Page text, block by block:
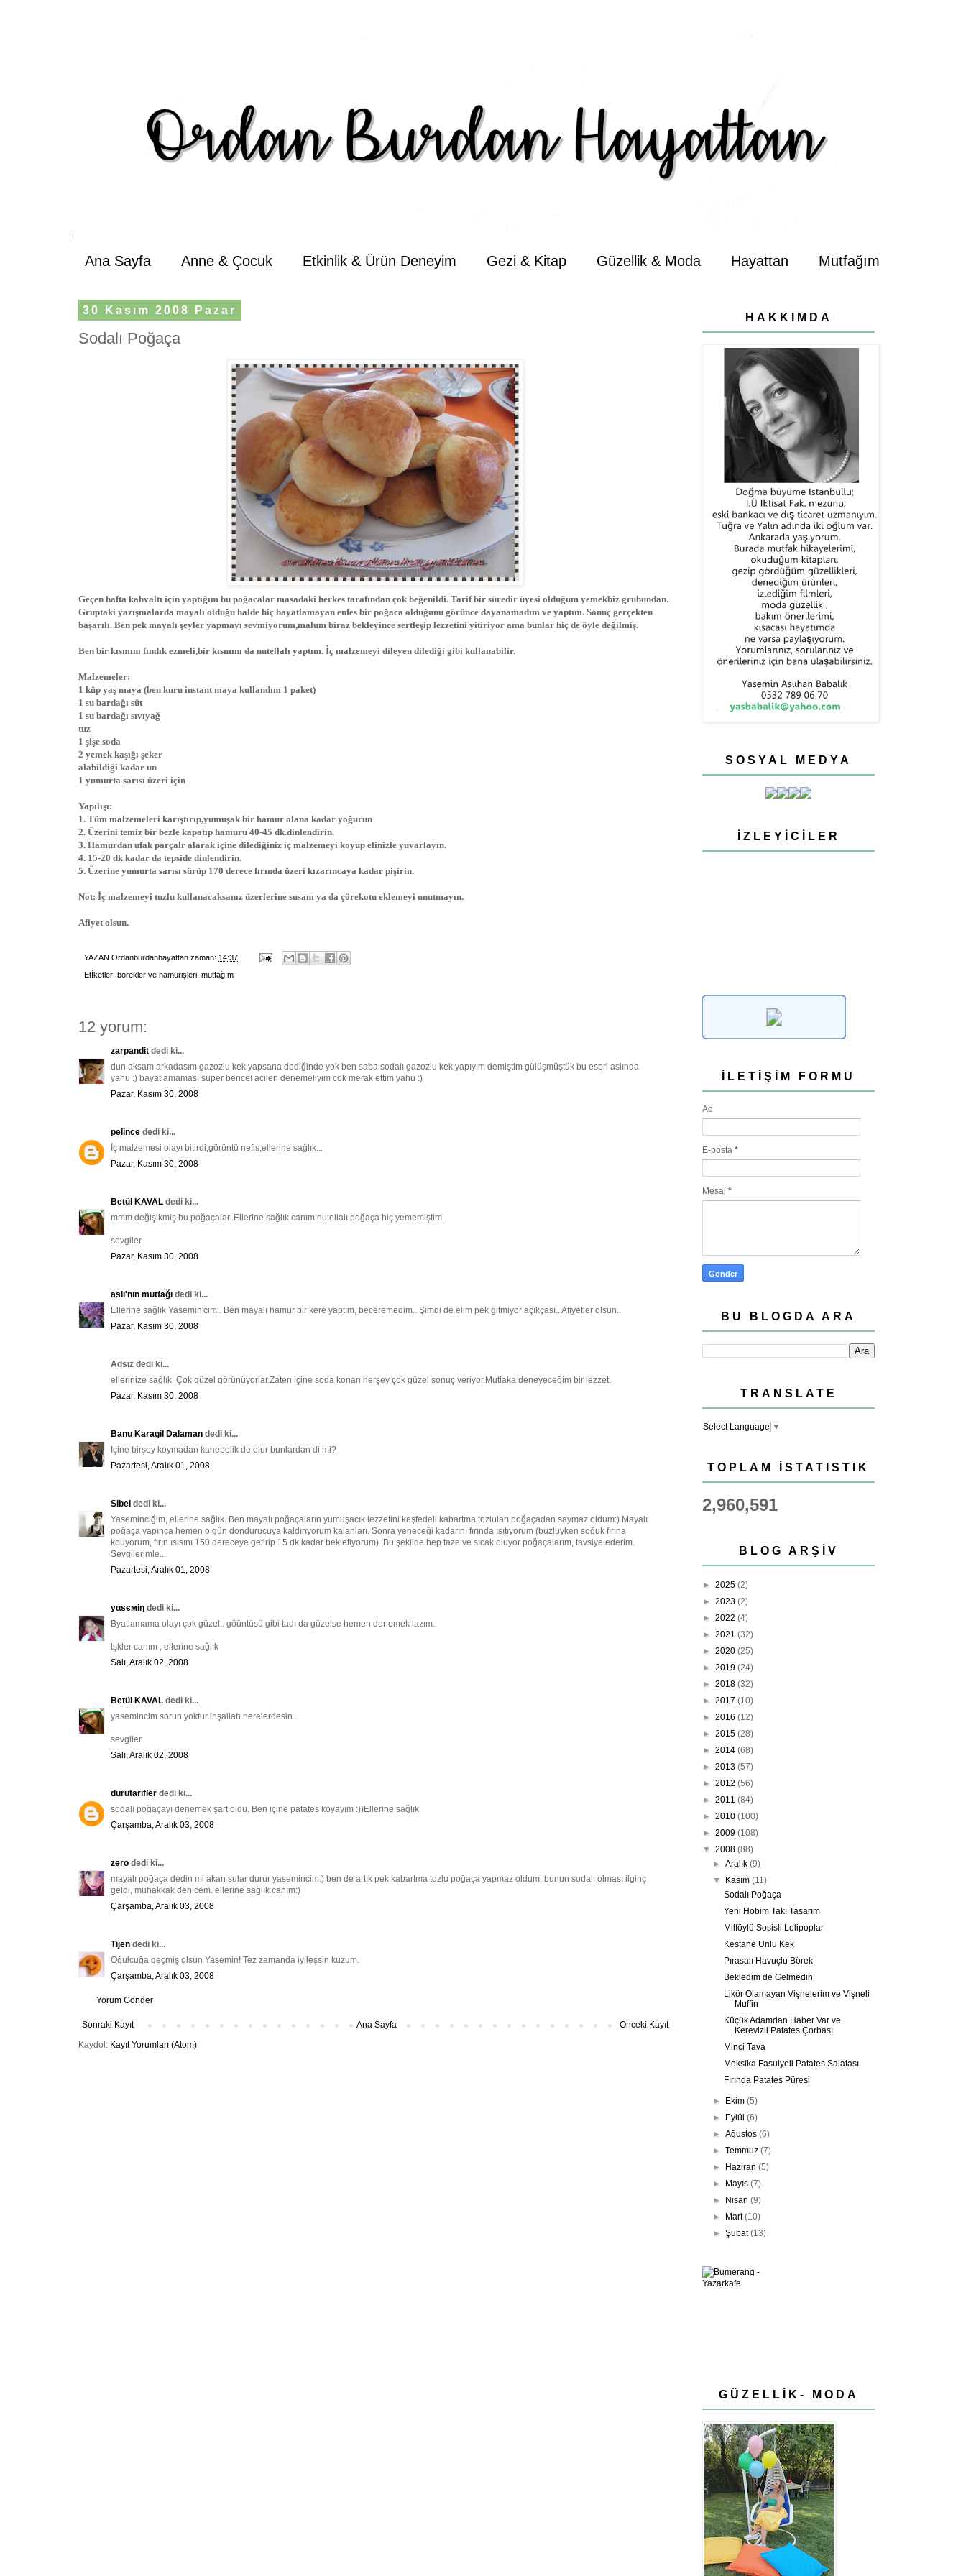
Ana Sayfa Anne & Çocuk Etkinlik & Ürün Deneyim Gezi & Kitap Güzellik & Moda Hayattan Mutfağım
30 Kasım 2008 Pazar
Sodalı Poğaça
Geçen hafta kahvaltı için yaptığım bu poğacalar masadaki herkes tarafından çok beğenildi. Tarif bir süredir üyesi olduğum yemekbiz grubundan.
Gruptaki yazışmalarda mayalı olduğu halde hiç bayatlamayan enfes bir poğaca olduğunu görünce dayanamadım ve yaptım. Sonuç gerçekten
başarılı. Ben pek mayalı şeyler yapmayı sevmiyorum,malum biraz bekleyince sertleşip lezzetini yitiriyor ama bunlar hiç de öyle değilmiş.
Ben bir kısmını fındık ezmeli,bir kısmını da nutellalı yaptım. İç malzemeyi dileyen dilediği gibi kullanabilir.
Malzemeler:
1 küp yaş maya (ben kuru instant maya kullandım 1 paket)
1 su bardağı süt
1 su bardağı sıvıyağ
tuz
1 şişe soda
2 yemek kaşığı şeker
alabildiği kadar un
1 yumurta sarısı üzeri için
Yapılışı:
1. Tüm malzemeleri karıştırıp,yumuşak bir hamur olana kadar yoğurun
2. Üzerini temiz bir bezle kapatıp hamuru 40-45 dk.dinlendirin.
3. Hamurdan ufak parçalr alarak içine dilediğiniz iç malzemeyi koyup elinizle yuvarlayın.
4. 15-20 dk kadar da tepside dinlendirin.
5. Üzerine yumurta sarısı sürüp 170 derece fırında üzeri kızarıncaya kadar pişirin.
Not: İç malzemeyi tuzlu kullanacaksanız üzerlerine susam ya da çörekotu eklemeyi unutmayın.
Afiyet olsun.
YAZAN Ordanburdanhayattan zaman: 14:37
Etİketler: börekler ve hamurişleri mutfağım
12 yorum:
zarpandit dedi ki...
dun aksam arkadasım gazozlu kek yapsana dediğinde yok ben saba sodalı gazozlu kek yapıyım demiştim gülüşmüştük bu espri aslında
yahu :) bayatlamaması super bence! acilen denemeliyim cok merak ettim yahu :)
Pazar, Kasım 30, 2008
pelince dedi ki...
İç malzemesi olayı bitirdi,görüntü nefis,ellerine sağlık...
Pazar, Kasım 30, 2008
Betül KAVAL dedi ki...
mmm değişikmiş bu poğaçalar. Ellerine sağlık canım nutellalı poğaça hiç yememiştim..
sevgiler
Pazar, Kasım 30, 2008
aslı'nın mutfağı dedi ki...
Ellerine sağlık Yasemin'cim.. Ben mayalı hamur bir kere yaptım, beceremedim.. Şimdi de elim pek gitmiyor açıkçası.. Afiyetler olsun..
Pazar, Kasım 30, 2008
Adsız dedi ki...
ellerinize sağlık .Çok güzel görünüyorlar.Zaten içine soda konan herşey çok güzel sonuç veriyor.Mutlaka deneyeceğim bir lezzet.
Pazar, Kasım 30, 2008
Banu Karagil Dalaman dedi ki...
İçine birşey koymadan kanepelik de olur bunlardan di mi?
Pazartesi, Aralık 01, 2008
Sibel dedi ki...
Yaseminciğim, ellerine sağlık. Ben mayalı poğaçaların yumuşacık lezzetini keşfedeli kabartma tozluları poğaçadan saymaz oldum:) Mayalı
poğaça yapınca hemen o gün dondurucuya kaldırıyorum kalanları. Sonra yeneceği kadarını fırında ısıtıyorum (buzluyken soğuk fırına
kouyorum, fırın ısısını 150 dereceye getirip 15 dk kadar bekletiyorum). Bu şekilde hep taze ve sıcak oluyor poğaçalarım, tavsiye ederim.
Sevgilerimle...
Pazartesi, Aralık 01, 2008
уαѕємiη dedi ki...
Byatlamama olayı çok güzel.. göüntüsü gibi tadı da güzelse hemen denemek lazım..
tşkler canım , ellerine sağlık
Salı, Aralık 02, 2008
Betül KAVAL dedi ki...
yasemincim sorun yoktur inşallah nerelerdesin..
sevgiler
Salı, Aralık 02, 2008
durutarifler dedi ki...
sodalı poğaçayı denemek şart oldu. Ben içine patates koyayım :))Ellerine sağlık
Çarşamba, Aralık 03, 2008
zero dedi ki...
mayalı poğaça dedin mi akan sular durur yasemincim:) ben de artık pek kabartma tozlu poğaça yapmaz oldum. bunun sodalı olması ilginç
geldi, muhakkak denicem. ellerine sağlık canım:)
Çarşamba, Aralık 03, 2008
Tijen dedi ki...
Oğulcuğa geçmiş olsun Yasemin! Tez zamanda iyileşsin kuzum.
Çarşamba, Aralık 03, 2008
Yorum Gönder
Sonraki Kayıt Önceki Kayıt
Ana Sayfa
Kaydol: Kayıt Yorumları (Atom)
HAKKIMDA
SOSYAL MEDYA
İZLEYICILER
İLETIŞIM FORMU
Ad
E-posta *
Mesaj *
BU BLOGDA ARA
TRANSLATE
Select Language ▼
TOPLAM İSTATISTIK
2,960,591
BLOG ARŞIV
► 2025 (2)
► 2023 (2)
► 2022 (4)
► 2021 (32)
► 2020 (25)
► 2019 (24)
► 2018 (32)
► 2017 (10)
► 2016 (12)
► 2015 (28)
► 2014 (68)
► 2013 (57)
► 2012 (56)
► 2011 (84)
► 2010 (100)
► 2009 (108)
▼ 2008 (88)
►Aralık(9)
▼ Kasım(11)
Sodalı Poğaça
Yeni Hobim Takı Tasarım
Milföylü Sosisli Lolipoplar
Kestane Unlu Kek
Pırasalı Havuçlu Börek
Bekledim de Gelmedin
Likör Olamayan Vişnelerim ve Vişneli
Muffin
Küçük Adamdan Haber Var ve
Kerevizli Patates Çorbası
Minci Tava
Meksika Fasulyeli Patates Salatası
Fırında Patates Püresi
► Ekim(5)
► Eylül(6)
►Ağustos(6)
►Temmuz(7)
► Haziran(5)
► Mayıs(7)
► Nisan(9)
► Mart(10)
►Şubat(13)
GÜZELLİK- MODA